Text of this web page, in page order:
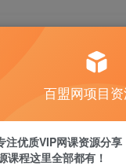
长期稳定单日收益
付费后查看
永久会员免费
百盟网项目
注优质VIP网课资源分
课程这里全部都有！